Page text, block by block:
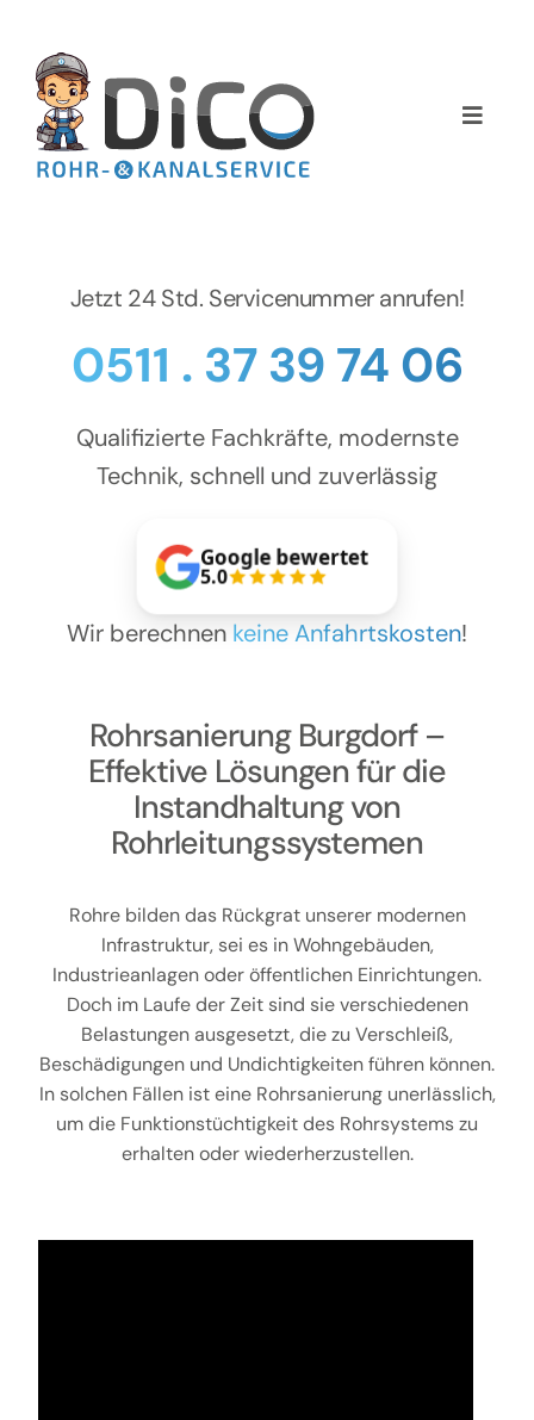
springen
Toggle
Home
NEWS
Kontakt
Rohrsanierung Burgdorf –
Effektive Lösungen für die
Instandhaltung von
Rohrleitungssystemen
Rohre bilden das Rückgrat unserer modernen
Infrastruktur, sei es in Wohngebäuden,
Industrieanlagen oder öffentlichen Einrichtungen.
Doch im Laufe der Zeit sind sie verschiedenen
Belastungen ausgesetzt, die zu Verschleiß,
Beschädigungen und Undichtigkeiten führen können.
In solchen Fällen ist eine Rohrsanierung unerlässlich,
um die Funktionstüchtigkeit des Rohrsystems zu
erhalten oder wiederherzustellen.
Jetzt 24 Std. Servicenummer anrufen!
0511 . 37 39 74 06
Qualifizierte Fachkräfte, modernste
Technik, schnell und zuverlässig
Google bewertet
5.0
Wir berechnen keine Anfahrtskosten!